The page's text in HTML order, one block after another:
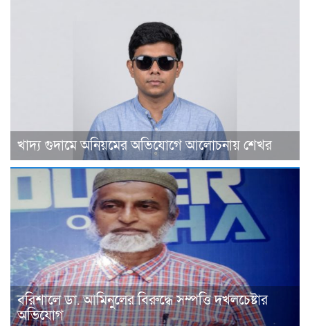
খাদ্য গুদামে অনিয়মের অভিযোগে আলোচনায় শেখর
বরিশালে ডা. আমিনুলের বিরুদ্ধে সম্পত্তি দখলচেষ্টার
অভিযোগ